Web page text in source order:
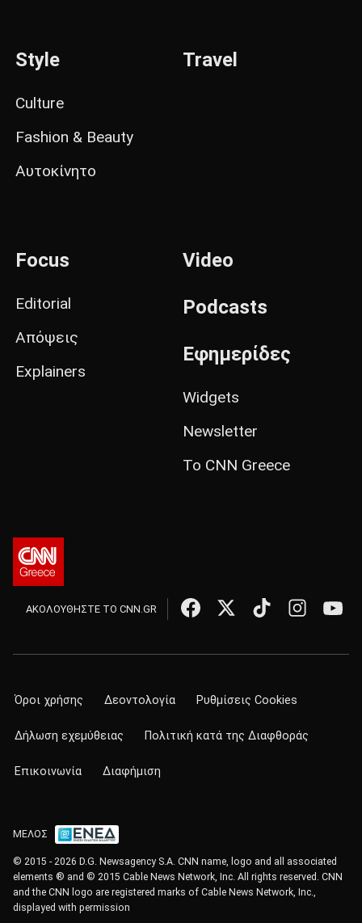
Style
Culture
Fashion & Beauty
Αυτοκίνητο
Travel
Focus
Editorial
Απόψεις
Explainers
Video
Podcasts
Εφημερίδες
Widgets
Newsletter
Το CNN Greece
ΑΚΟΛΟΥΘΗΣΤΕ ΤΟ CNN.GR
Όροι χρήσης Δεοντολογία Ρυθμίσεις Cookies
Δήλωση εχεμύθειας Πολιτική κατά της Διαφθοράς
Επικοινωνία Διαφήμιση
ΜΕΛΟΣ
© 2015 - 2026 D.G. Newsagency S.A. CNN name, logo and all associated
elements ® and © 2015 Cable News Network, Inc. All rights reserved. CNN
and the CNN logo are registered marks of Cable News Network, Inc.,
displayed with permission